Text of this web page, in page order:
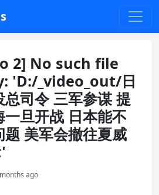
2] No such file
'D:/_video_out/日
司令 三军参谋 提
旦开战 日本能不
美军会撤往夏威
ago